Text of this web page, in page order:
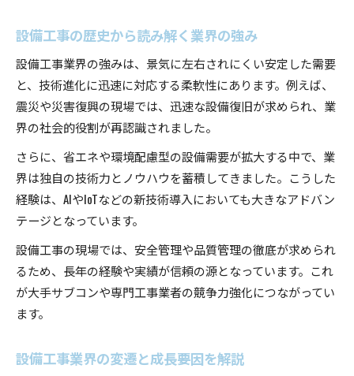
設備工事の歴史から読み解く業界の強み
設備工事業界の強みは、景気に左右されにくい安定した需要
と、技術進化に迅速に対応する柔軟性にあります。例えば、
震災や災害復興の現場では、迅速な設備復旧が求められ、業
界の社会的役割が再認識されました。
さらに、省エネや環境配慮型の設備需要が拡大する中で、業
界は独自の技術力とノウハウを蓄積してきました。こうした
経験は、AIやIoTなどの新技術導入においても大きなアドバン
テージとなっています。
設備工事の現場では、安全管理や品質管理の徹底が求められ
るため、長年の経験や実績が信頼の源となっています。これ
が大手サブコンや専門工事業者の競争力強化につながってい
ます。
設備工事業界の変遷と成長要因を解説